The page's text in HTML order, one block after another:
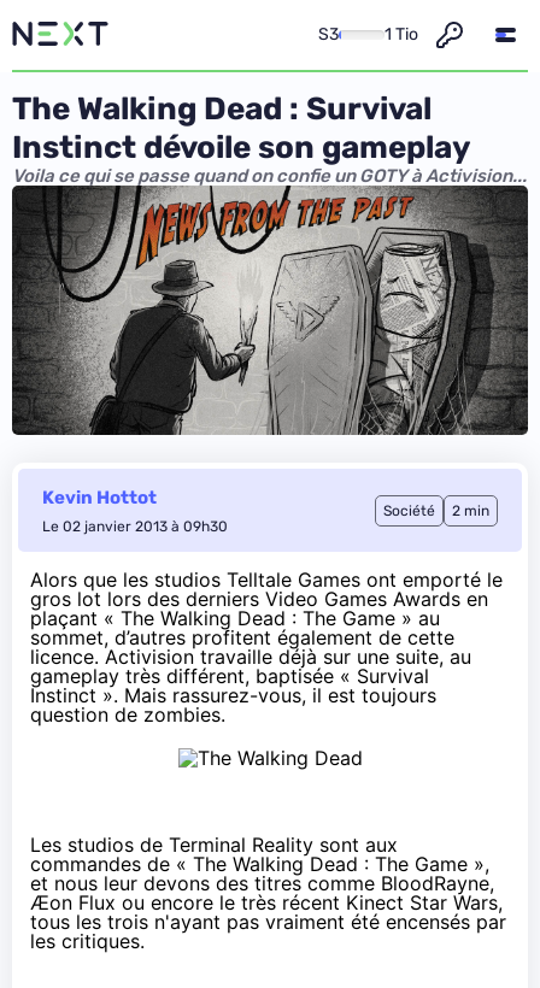
S3 1 Tio
The Walking Dead : Survival
Instinct dévoile son gameplay
Voila ce qui se passe quand on confie un GOTY à Activision...
Kevin Hottot
Le 02 janvier 2013 à 09h30
Société 2 min
Alors que les studios Telltale Games ont emporté le
gros lot lors des derniers Video Games Awards en
plaçant « The Walking Dead : The Game » au
sommet, d’autres profitent également de cette
licence. Activision travaille déjà sur une suite, au
gameplay très différent, baptisée « Survival
Instinct ». Mais rassurez-vous, il est toujours
question de zombies.
Les studios de Terminal Reality sont aux
commandes de « The Walking Dead : The Game »,
et nous leur devons des titres comme BloodRayne,
Æon Flux ou encore le très récent Kinect Star Wars,
tous les trois n'ayant pas vraiment été encensés par
les critiques.